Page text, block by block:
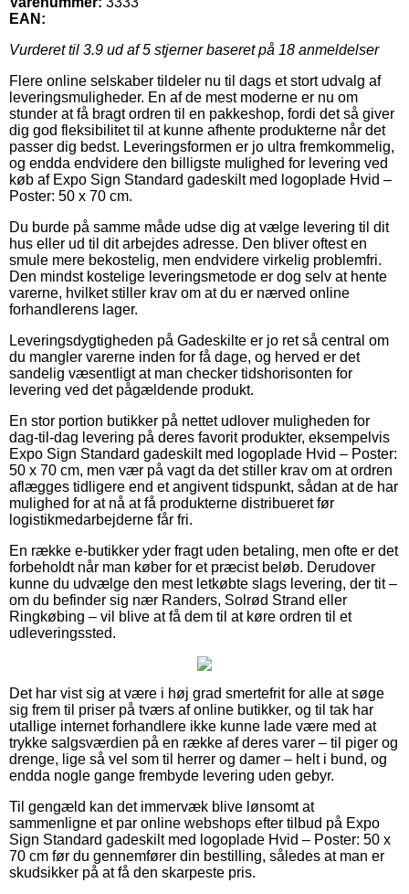
EAN:
Vurderet til 3.9 ud af 5 stjerner baseret på 18 anmeldelser
Flere online selskaber tildeler nu til dags et stort udvalg af
leveringsmuligheder. En af de mest moderne er nu om
stunder at få bragt ordren til en pakkeshop, fordi det så giver
dig god fleksibilitet til at kunne afhente produkterne når det
passer dig bedst. Leveringsformen er jo ultra fremkommelig,
og endda endvidere den billigste mulighed for levering ved
køb af Expo Sign Standard gadeskilt med logoplade Hvid –
Poster: 50 x 70 cm.
Du burde på samme måde udse dig at vælge levering til dit
hus eller ud til dit arbejdes adresse. Den bliver oftest en
smule mere bekostelig, men endvidere virkelig problemfri.
Den mindst kostelige leveringsmetode er dog selv at hente
varerne, hvilket stiller krav om at du er nærved online
forhandlerens lager.
Leveringsdygtigheden på Gadeskilte er jo ret så central om
du mangler varerne inden for få dage, og herved er det
sandelig væsentligt at man checker tidshorisonten for
levering ved det pågældende produkt.
En stor portion butikker på nettet udlover muligheden for
dag-til-dag levering på deres favorit produkter, eksempelvis
Expo Sign Standard gadeskilt med logoplade Hvid – Poster:
50 x 70 cm, men vær på vagt da det stiller krav om at ordren
aflægges tidligere end et angivent tidspunkt, sådan at de har
mulighed for at nå at få produkterne distribueret før
logistikmedarbejderne får fri.
En række e-butikker yder fragt uden betaling, men ofte er det
forbeholdt når man køber for et præcist beløb. Derudover
kunne du udvælge den mest letkøbte slags levering, der tit –
om du befinder sig nær Randers, Solrød Strand eller
Ringkøbing – vil blive at få dem til at køre ordren til et
udleveringssted.
Det har vist sig at være i høj grad smertefrit for alle at søge
sig frem til priser på tværs af online butikker, og til tak har
utallige internet forhandlere ikke kunne lade være med at
trykke salgsværdien på en række af deres varer – til piger og
drenge, lige så vel som til herrer og damer – helt i bund, og
endda nogle gange frembyde levering uden gebyr.
Til gengæld kan det immervæk blive lønsomt at
sammenligne et par online webshops efter tilbud på Expo
Sign Standard gadeskilt med logoplade Hvid – Poster: 50 x
70 cm før du gennemfører din bestilling, således at man er
skudsikker på at få den skarpeste pris.